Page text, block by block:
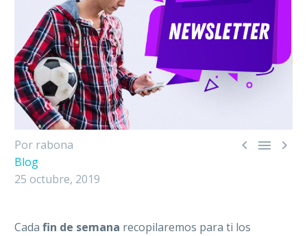
  
Por rabona
Blog
25 octubre, 2019
Cada fin de semana recopilaremos para ti los